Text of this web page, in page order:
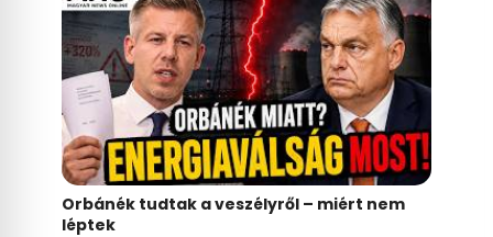
Orbánék tudtak a veszélyről – miért nem
léptek